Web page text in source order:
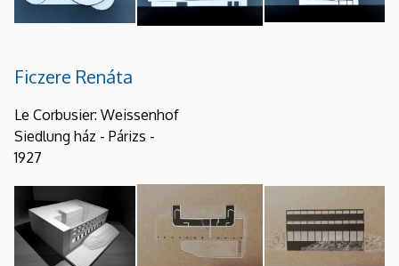
Ficzere Renáta
Le Corbusier: Weissenhof
Siedlung ház - Párizs -
1927